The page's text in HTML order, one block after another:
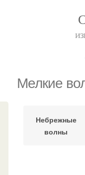
Мелкие
Небрежные
волны